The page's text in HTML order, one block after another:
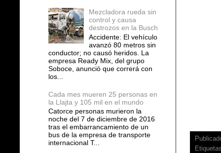
Mezcladora rueda sin
control y causa
destrozos en la Busch
Accidente: El vehículo
avanzó 80 metros sin
conductor; no causó heridos. La
empresa Ready Mix, del grupo
Soboce, anunció que correrá con
los...
Cada mes mueren 25 personas en
la Llajta y 105 mil en el mundo
Catorce personas murieron la
noche del 7 de diciembre de 2016
tras el embarrancamiento de un
bus de la empresa de transporte
internacional T...